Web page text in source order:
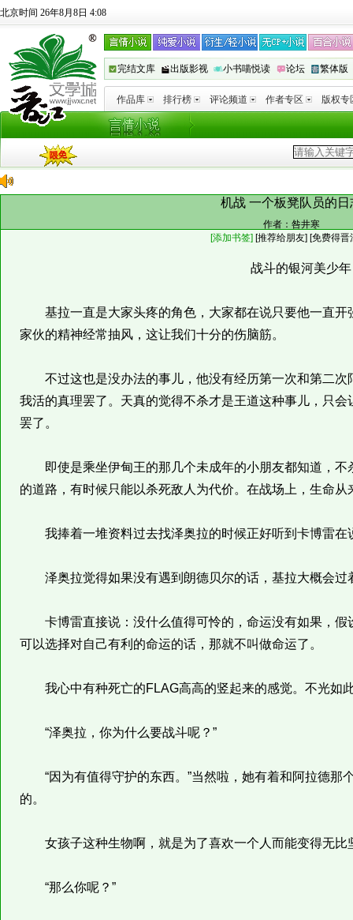
北京时间 26年8月8日 4:08
完结文库 出版影视 小书喵悦读 论坛 繁体版
作品库 排行榜 评论频道 作者专区 版权专
机战 一个板凳队员的日
作者： 咎井寒
[添加书签] [推荐给朋友] [免费得晋
战斗的银河美少年
基拉一直是大家头疼的角色，大家都在说只要他一直开
家伙的精神经常抽风，这让我们十分的伤脑筋。
不过这也是没办法的事儿，他没有经历第一次和第二次
我活的真理罢了。天真的觉得不杀才是王道这种事儿，只
罢了。
即使是乘坐伊甸王的那几个未成年的小朋友都知道，不
的道路，有时候只能以杀死敌人为代价。在战场上，生命从
我捧着一堆资料过去找泽奥拉的时候正好听到卡博雷在
泽奥拉觉得如果没有遇到朗德贝尔的话，基拉大概会过
卡博雷直接说：没什么值得可怜的，命运没有如果，假
可以选择对自己有利的命运的话，那就不叫做命运了。
我心中有种死亡的FLAG高高的竖起来的感觉。不光如
“泽奥拉，你为什么要战斗呢？”
“因为有值得守护的东西。”当然啦，她有着和阿拉德那
的。
女孩子这种生物啊，就是为了喜欢一个人而能变得无比
“那么你呢？”